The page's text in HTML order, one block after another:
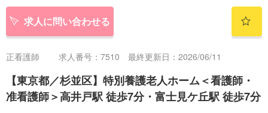
求人に問い合わせる
正看護師 求人番号：7510 最終更新日：2026/06/11
【東京都／杉並区】特別養護老人ホーム＜看護師・
准看護師＞高井戸駅 徒歩7分・富士見ケ丘駅 徒歩7分